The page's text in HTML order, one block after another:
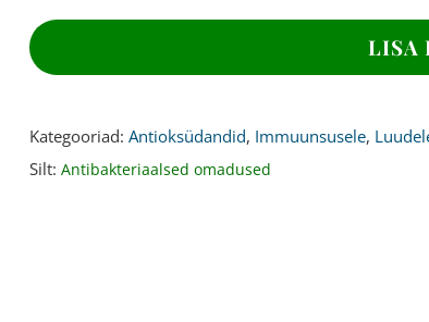
LISA
Kategooriad: Antioksüdandid, Immuunsusele,
Silt: Antibakteriaalsed omadused